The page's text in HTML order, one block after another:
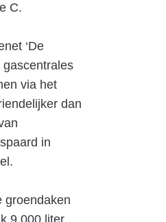
C.
‘De
gascentrales
via het
dan
in
groendaken
9.000 liter